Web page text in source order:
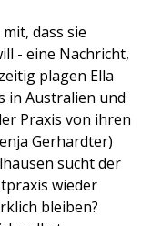
dass sie
- eine Nachricht,
plagen Ella
in Australien und
Praxis von ihren
Gerhardter)
sucht der
wieder
bleiben?